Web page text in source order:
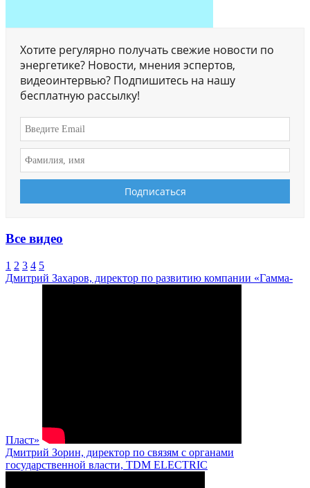
Хотите регулярно получать свежие новости по
энергетике? Новости, мнения эспертов,
видеоинтервью? Подпишитесь на нашу
бесплатную рассылку!
Все видео
1 2 3 4 5
Дмитрий Захаров, директор по развитию компании «Гамма-
Пласт»
Дмитрий Зорин, директор по связям с органами
государственной власти, TDM ELECTRIC